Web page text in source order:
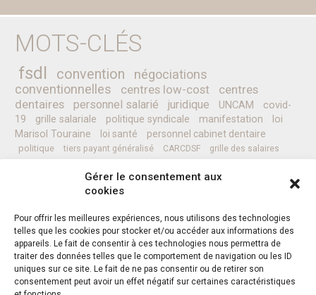
Gérer le consentement aux
cookies
Pour offrir les meilleures expériences, nous utilisons des technologies
telles que les cookies pour stocker et/ou accéder aux informations des
appareils. Le fait de consentir à ces technologies nous permettra de
traiter des données telles que le comportement de navigation ou les ID
uniques sur ce site. Le fait de ne pas consentir ou de retirer son
consentement peut avoir un effet négatif sur certaines caractéristiques
MOTS-CLÉS
fsdl convention
négociations
conventionnelles
centres low-cost
centres
dentaires
personnel salarié juridique UNCAM
covid-
19
grille salariale politique syndicale manifestation
loi
Marisol Touraine
loi santé personnel cabinet dentaire
politique tiers payant généralisé CARCDSF
grille des salaires
complémentaires santé
secret médical sénat CCAM
professionnels de santé
Instagram Facebook Twitter